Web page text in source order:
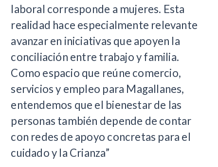
laboral corresponde a mujeres. Esta
realidad hace especialmente relevante
avanzar en iniciativas que apoyen la
conciliación entre trabajo y familia.
Como espacio que reúne comercio,
servicios y empleo para Magallanes,
entendemos que el bienestar de las
personas también depende de contar
con redes de apoyo concretas para el
cuidado y la Crianza”